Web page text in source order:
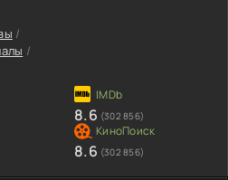
/
/
8.6 (302 856)
8.6 (302 856)